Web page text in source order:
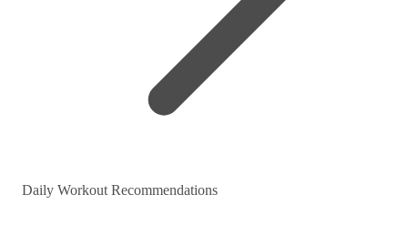
Daily Workout Recommendations